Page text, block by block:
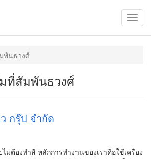
พันธวงศ์
ที่สัมพันธวงศ์
กรุ๊ป จำกัด
ม่ต้องทำสี หลักการทำงานของเราคือใช้เครื่อง